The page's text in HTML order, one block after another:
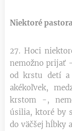
Niektoré
27. Hoci
nemožno prijať
od krstu detí a
akékoľvek,
krstom -,
úsilia, ktoré by
do väčšej hĺbky